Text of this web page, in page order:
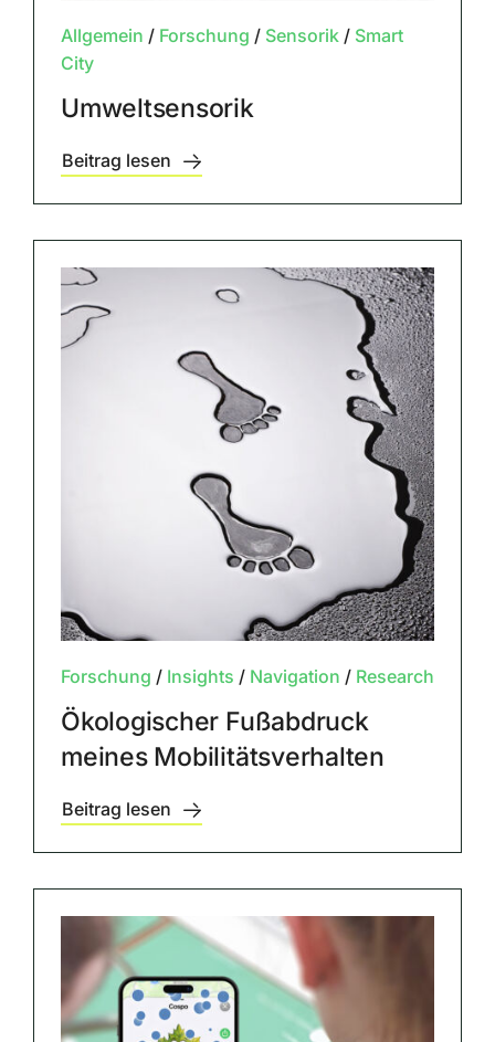
Allgemein / Forschung / Sensorik/ Smart
City
Umweltsensorik
Beitrag lesen
Forschung / Insights / Navigation / Research
Ökologischer Fußabdruck
meines Mobilitätsverhalten
Beitrag lesen